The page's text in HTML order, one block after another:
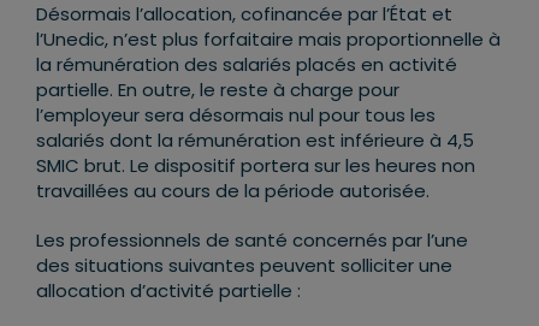
Désormais l’allocation, cofinancée par l’État et
l’Unedic, n’est plus forfaitaire mais proportionnelle à
la rémunération des salariés placés en activité
partielle. En outre, le reste à charge pour
l’employeur sera désormais nul pour tous les
salariés dont la rémunération est inférieure à 4,5
SMIC brut. Le dispositif portera sur les heures non
travaillées au cours de la période autorisée.
Les professionnels de santé concernés par l’une
des situations suivantes peuvent solliciter une
allocation d’activité partielle :